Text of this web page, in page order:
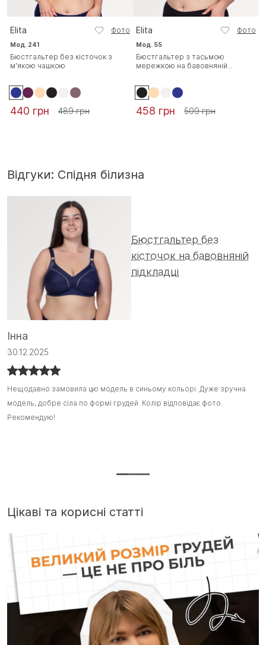
Elita Фото
Мод. 241
Бюстгальтер без кісточок з
м'якою чашкою
440 грн 489 грн
Elita Фото
Мод. 55
Бюстгальтер з тасьмою
мережкою на бавовняній...
458 грн 509 грн
Відгуки: Спідня білизна
Бюстгальтер без
кісточок на бавовняній
підкладці
Інна
30.12.2025
Нещодавно замовила цю модель в синьому кольорі. Дуже зручна
модель, добре сіла по формі грудей. Колір відповідає фото.
Рекомендую!
Нещодавно замовила цю модель в синьому кольорі. Дуже зручна
модель, добре сіла по формі грудей. Колір відповідає фото.
Рекомендую! :)
Цікаві та корисні статті